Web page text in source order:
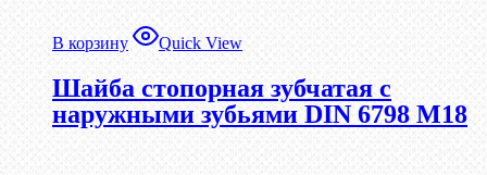
В корзину Quick View
Шайба стопорная зубчатая с
наружными зубьями DIN 6798 М18